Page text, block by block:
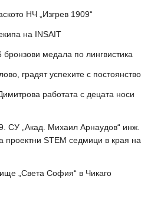
НЧ „Изгрев 1909“
на INSAIT
медала по лингвистика
градят успехите с постоянство
работата с децата носи
СУ „Акад. Михаил Арнаудов“ инж.
проектни STEM седмици в края на
„Света София“ в Чикаго